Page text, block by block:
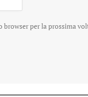
per la prossima